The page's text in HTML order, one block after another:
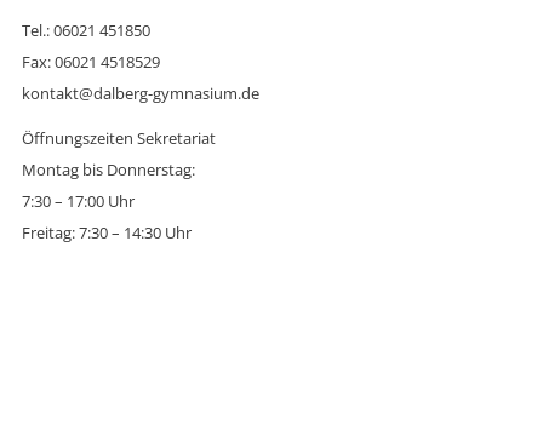
Tel.: 06021 451850
Fax: 06021 4518529
kontakt@dalberg-gymnasium.de
Öffnungszeiten Sekretariat
Montag bis Donnerstag:
7:30 – 17:00 Uhr
Freitag: 7:30 – 14:30 Uhr